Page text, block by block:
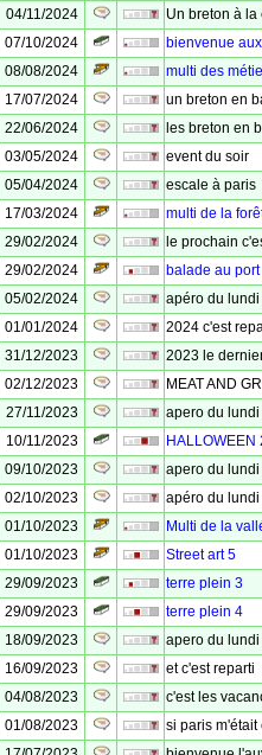
04/11/2024
Un breton à la
07/10/2024
bienvenue
08/08/2024
multi des
17/07/2024
un breton en
22/06/2024
les breton en
03/05/2024
event du soir
05/04/2024
escale à paris
17/03/2024
multi de la
29/02/2024
le prochain
29/02/2024
balade au port
05/02/2024
apéro du lundi
01/01/2024
2024 c'est
31/12/2023
2023 le
02/12/2023
MEAT AND
27/11/2023
apero du lundi
10/11/2023
HALLOWEEN
09/10/2023
apero du lundi
02/10/2023
apéro du lundi
01/10/2023
Multi de la
01/10/2023
Street art 5
29/09/2023
terre plein 3
29/09/2023
terre plein 4
18/09/2023
apero du lundi
16/09/2023
et c'est reparti
04/08/2023
c'est les
01/08/2023
si paris m'était